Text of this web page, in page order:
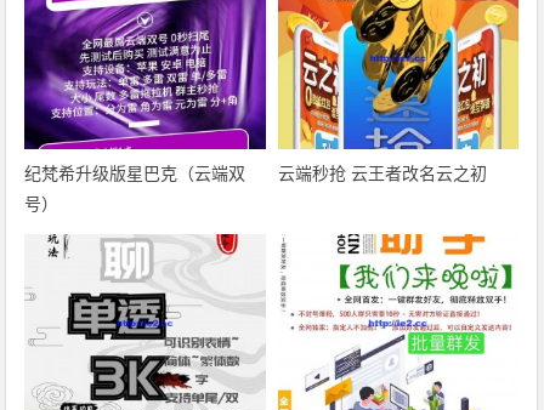
纪梵希升级版星巴克（云端双
号）
云端秒抢 云王者改名云之初